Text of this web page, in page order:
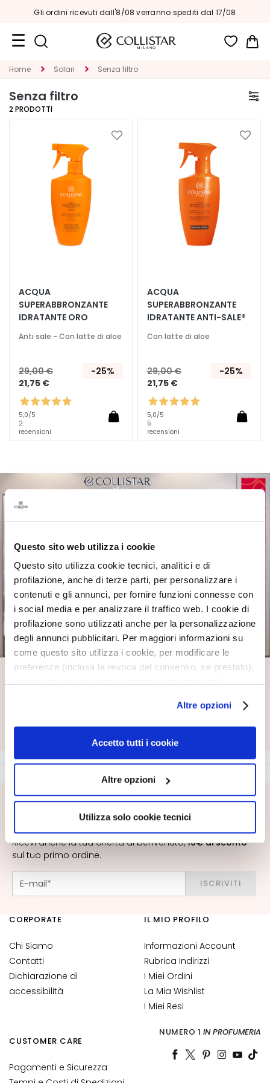
Questo sito web utilizza i cookie
Questo sito utilizza cookie tecnici, analitici e di
profilazione, anche di terze parti, per personalizzare i
contenuti e gli annunci, per fornire funzioni connesse con
i social media e per analizzare il traffico web. I cookie di
profilazione sono utilizzati anche per la personalizzazione
degli annunci pubblicitari. Per maggiori informazioni su
come questo sito utilizza i cookie, per modificare le
preferenze (inclusa la revoca del consenso, se prestato),
l’informativa cookie completa e l’informativa privacy
disponibiliqui. Le ricordiamo che, qualora clicchi su
“Utilizza solo i cookie necessari”, non sarà installato
quelli tecnici. Cliccando su “Accetto tutti i cookie”,
presterà il consenso all’installazione di tutti i cookie
utilizzati dal sito. Cliccando su "Altre opzioni", potrà
scegliere, in modo più granulare, quali cookie
Altre opzioni
Accetto tutti i cookie
Altre opzioni
Utilizza solo cookie tecnici
Gli ordini ricevuti dall'8/08 verranno spediti dal 17/08
Formati
Novità
T
r
a
t
m
e
n
t
i
e
c
i
f
c
i
D
e
t
e
r
g
e
s
r
c
n
t
i
M
a
c
e
r
e
e
f
l
Home Solari Senza filtro
Senza filtro
2PRODOTTI
Aggiungi
ACQUA
SUPERABBRONZANTE
IDRATANTE ORO
Anti sale - Con latte di aloe
21,75 €
29,00 € -25%
5,0/5
2
recensioni
ACQUA
SUPERABBRONZANTE
IDRATANTE ANTI-SALE®
Con latte di aloe
21,75 €
29,00 € -25%
5,0/5
5
recensioni
Trovaci vicino a te
Novità, offerte speciali, contenuti inediti ti aspettano!
Ricevi anche la tua offerta di benvenuto,10€ di sconto
sul tuo primo ordine.
ISCRIVITI
CORPORATE
Chi Siamo
Contatti
Dichiarazione di
accessibilità
CUSTOMER CARE
Pagamenti e Sicurezza
IL MIO PROFILO
Informazioni Account
Rubrica Indirizzi
I Miei Ordini
La Mia Wishlist
I Miei Resi
NUMERO 1 IN PROFUMERIA